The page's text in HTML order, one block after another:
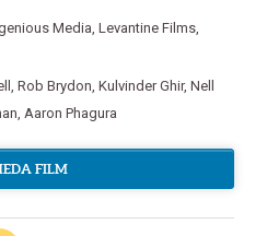
Media Levantine Films
Rob Brydon Kulvinder Ghir, Nell
Aaron Phagura
FILM